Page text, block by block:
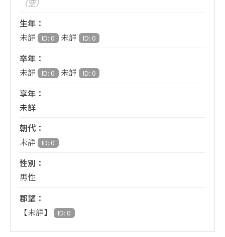
（空）
生年：
未詳 ID: 0 未詳 ID: 0
卒年：
未詳 ID: 0 未詳 ID: 0
享年：
未詳
朝代：
未詳 ID: 0
性別：
男性
郡望：
【未詳】 ID: 0